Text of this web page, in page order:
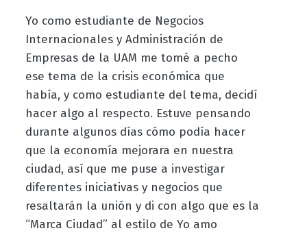
Yo como estudiante de Negocios
Internacionales y Administración de
Empresas de la UAM me tomé a pecho
ese tema de la crisis económica que
había, y como estudiante del tema, decidí
hacer algo al respecto. Estuve pensando
durante algunos días cómo podía hacer
que la economía mejorara en nuestra
ciudad, así que me puse a investigar
diferentes iniciativas y negocios que
resaltarán la unión y di con algo que es la
“Marca Ciudad” al estilo de Yo amo